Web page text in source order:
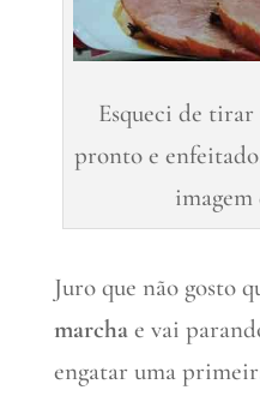
Esqueci de
pronto e
imagem
Juro que não gosto
marchae vai
engatar uma